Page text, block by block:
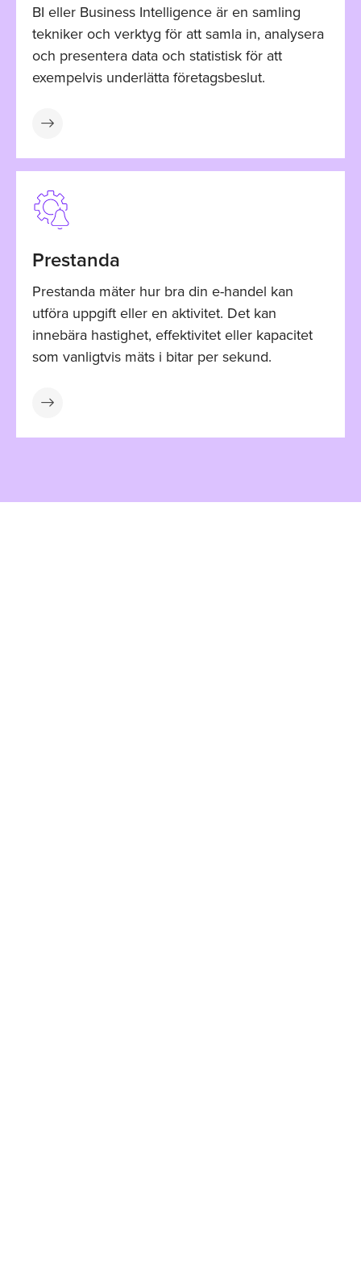
BI eller Business Intelligence är en samling
tekniker och verktyg för att samla in, analysera
och presentera data och statistisk för att
exempelvis underlätta företagsbeslut.
Prestanda
Prestanda mäter hur bra din e-handel kan
utföra uppgift eller en aktivitet. Det kan
innebära hastighet, effektivitet eller kapacitet
som vanligtvis mäts i bitar per sekund.